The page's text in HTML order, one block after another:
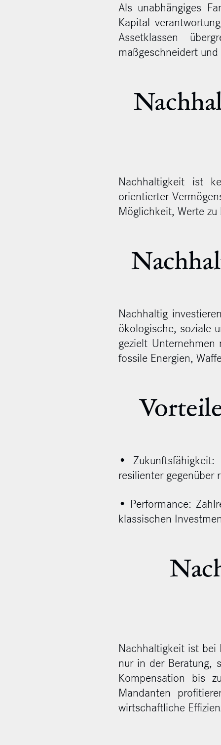
Als unabhängiges
Kapital
Assetklassen
maßgeschneidert
Nachhaltigkeit ist
orientierter
Möglichkeit, Werte
Nachhaltig
ökologische, soziale
gezielt
fossile Energien,
• Zukunftsfähigkeit:
resilienter gegenüber
• Performance:
klassischen
Nachhaltigkeit ist
nur in der Beratung,
Kompensation bis
Mandanten
wirtschaftliche